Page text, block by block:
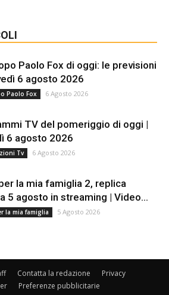
Paolo Fox di oggi: le previsioni
6 agosto 2026
Paolo Fox 6 Agosto 2026
TV del pomeriggio di oggi |
6 agosto 2026
Tv 6 Agosto 2026
la mia famiglia 2, replica
5 agosto in streaming | Video...
la mia famiglia 5 Agosto 2026
Contatta la redazione
Privacy
Preferenze pubblicitarie